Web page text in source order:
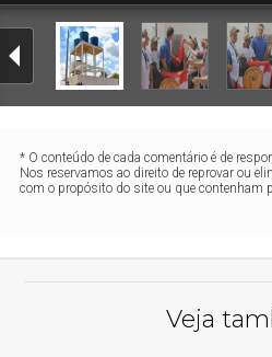
* O conteúdo de cada comentário é de
Nos reservamos ao direito de reprovar ou
com o propósito do site ou que contenham
Veja